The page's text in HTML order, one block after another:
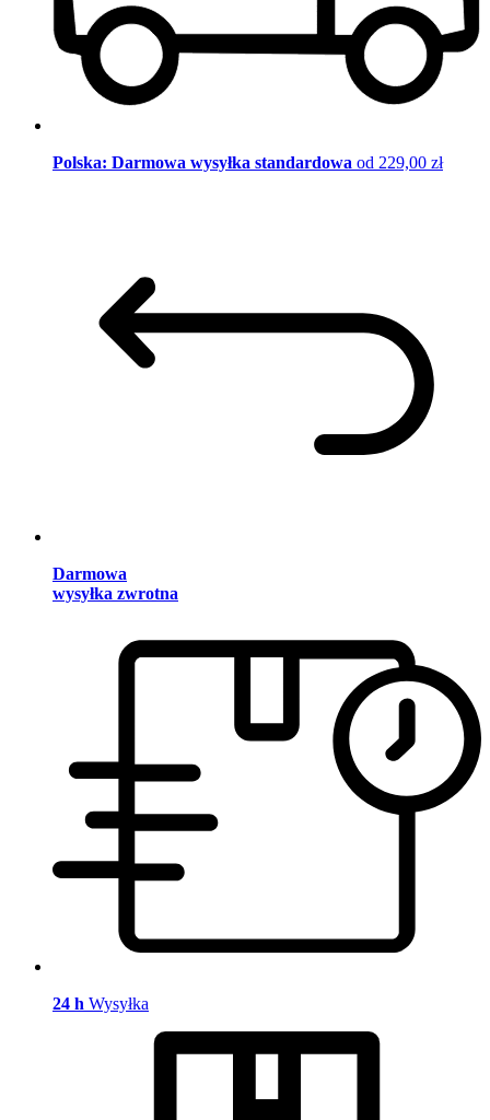
Polska: Darmowa wysyłka standardowa od 229,00 zł
Darmowa
wysyłka zwrotna
24 h Wysyłka